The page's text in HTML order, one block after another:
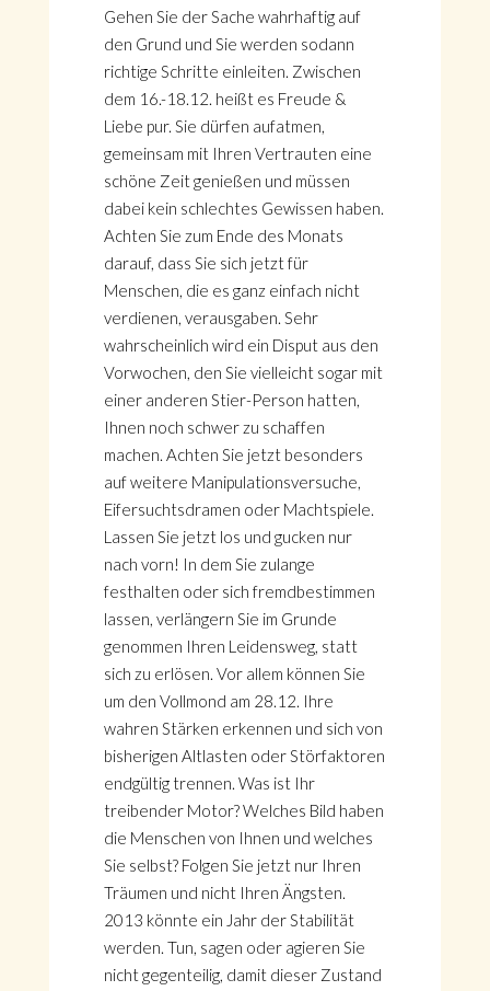
Gehen Sie der Sache wahrhaftig auf
den Grund und Sie werden sodann
richtige Schritte einleiten. Zwischen
dem 16.-18.12. heißt es Freude &
Liebe pur. Sie dürfen aufatmen,
gemeinsam mit Ihren Vertrauten eine
schöne Zeit genießen und müssen
dabei kein schlechtes Gewissen haben.
Achten Sie zum Ende des Monats
darauf, dass Sie sich jetzt für
Menschen, die es ganz einfach nicht
verdienen, verausgaben. Sehr
wahrscheinlich wird ein Disput aus den
Vorwochen, den Sie vielleicht sogar mit
einer anderen Stier-Person hatten,
Ihnen noch schwer zu schaffen
machen. Achten Sie jetzt besonders
auf weitere Manipulationsversuche,
Eifersuchtsdramen oder Machtspiele.
Lassen Sie jetzt los und gucken nur
nach vorn! In dem Sie zulange
festhalten oder sich fremdbestimmen
lassen, verlängern Sie im Grunde
genommen Ihren Leidensweg, statt
sich zu erlösen. Vor allem können Sie
um den Vollmond am 28.12. Ihre
wahren Stärken erkennen und sich von
bisherigen Altlasten oder Störfaktoren
endgültig trennen. Was ist Ihr
treibender Motor? Welches Bild haben
die Menschen von Ihnen und welches
Sie selbst? Folgen Sie jetzt nur Ihren
Träumen und nicht Ihren Ängsten.
2013 könnte ein Jahr der Stabilität
werden. Tun, sagen oder agieren Sie
nicht gegenteilig, damit dieser Zustand